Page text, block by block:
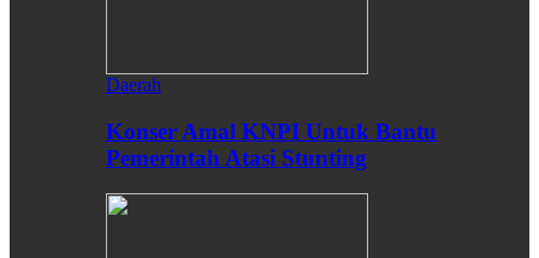
Daerah
Konser Amal KNPI Untuk Bantu
Pemerintah Atasi Stunting